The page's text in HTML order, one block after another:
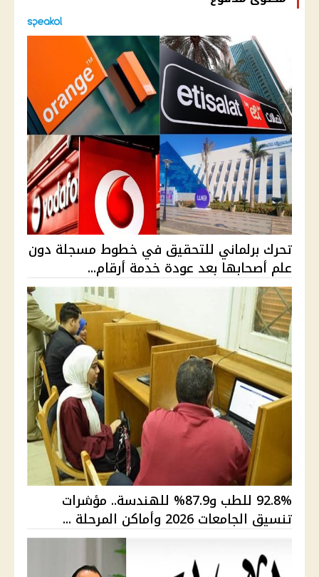
تحرك برلماني للتحقيق في خطوط مسجلة دون
علم أصحابها بعد عودة خدمة أرقام...
92.8% للطب و87.9% للهندسة.. مؤشرات
تنسيق الجامعات 2026 وأماكن المرحلة ...